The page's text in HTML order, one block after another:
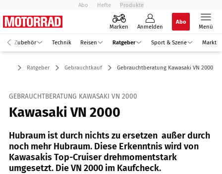
Abo Hefte Produkte
Marken Anmelden
Abo
Menü
Zubehör Technik Reisen Ratgeber Sport & Szene Markt
Ratgeber Gebrauchtkauf Gebrauchtberatung Kawasaki VN 2000
GEBRAUCHTBERATUNG KAWASAKI VN 2000
Kawasaki VN 2000
Hubraum ist durch nichts zu ersetzen  außer durch
noch mehr Hubraum. Diese Erkenntnis wird von
Kawasakis Top-Cruiser drehmomentstark
umgesetzt. Die VN 2000 im Kaufcheck.